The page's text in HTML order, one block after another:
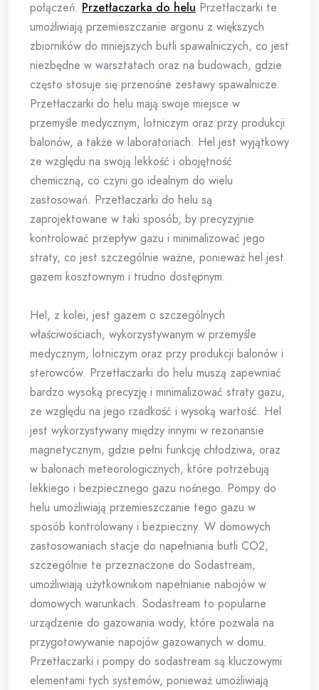
połączeń. Przetłaczarka do helu Przetłaczarki te
umożliwiają przemieszczanie argonu z większych
zbiorników do mniejszych butli spawalniczych, co jest
niezbędne w warsztatach oraz na budowach, gdzie
często stosuje się przenośne zestawy spawalnicze.
Przetłaczarki do helu mają swoje miejsce w
przemyśle medycznym, lotniczym oraz przy produkcji
balonów, a także w laboratoriach. Hel jest wyjątkowy
ze względu na swoją lekkość i obojętność
chemiczną, co czyni go idealnym do wielu
zastosowań. Przetłaczarki do helu są
zaprojektowane w taki sposób, by precyzyjnie
kontrolować przepływ gazu i minimalizować jego
straty, co jest szczególnie ważne, ponieważ hel jest
gazem kosztownym i trudno dostępnym.
Hel, z kolei, jest gazem o szczególnych
właściwościach, wykorzystywanym w przemyśle
medycznym, lotniczym oraz przy produkcji balonów i
sterowców. Przetłaczarki do helu muszą zapewniać
bardzo wysoką precyzję i minimalizować straty gazu,
ze względu na jego rzadkość i wysoką wartość. Hel
jest wykorzystywany między innymi w rezonansie
magnetycznym, gdzie pełni funkcję chłodziwa, oraz
w balonach meteorologicznych, które potrzebują
lekkiego i bezpiecznego gazu nośnego. Pompy do
helu umożliwiają przemieszczanie tego gazu w
sposób kontrolowany i bezpieczny. W domowych
zastosowaniach stacje do napełniania butli CO2,
szczególnie te przeznaczone do Sodastream,
umożliwiają użytkownikom napełnianie nabojów w
domowych warunkach. Sodastream to popularne
urządzenie do gazowania wody, które pozwala na
przygotowywanie napojów gazowanych w domu.
Przetłaczarki i pompy do sodastream są kluczowymi
elementami tych systemów, ponieważ umożliwiają